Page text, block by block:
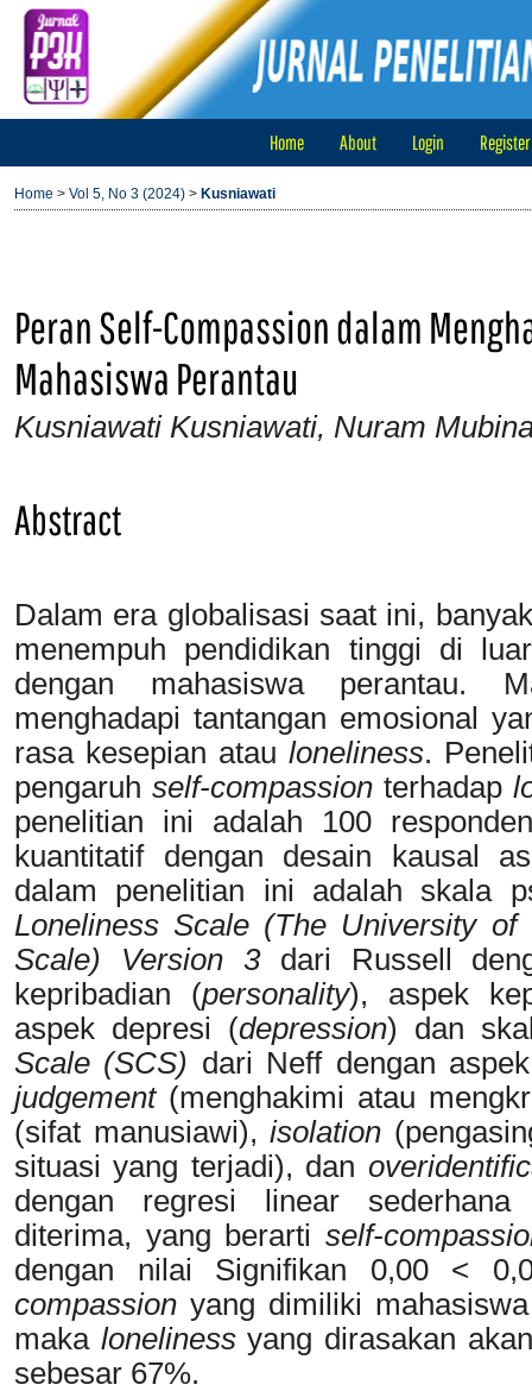
Home About Login Register
Home > Vol 5, No 3 (2024) > Kusniawati
Peran Self-Compassion dalam
Mahasiswa Perantau
Kusniawati Kusniawati, Nuram
Abstract
Dalam era globalisasi saat ini,
menempuh pendidikan tinggi di
dengan mahasiswa perantau.
menghadapi tantangan emosional
rasa kesepian atau loneliness.
pengaruh self-compassion terhadap
penelitian ini adalah 100
kuantitatif dengan desain kausal
dalam penelitian ini adalah skala
Loneliness Scale (The University of
Scale) Version 3 dari Russell
kepribadian (personality), aspek
aspek depresi (depression) dan
Scale (SCS) dari Neff dengan
judgement(menghakimi atau
(sifat manusiawi), isolation
situasi yang terjadi), dan
dengan regresi linear sederhana
diterima, yang berarti self-
dengan nilai Signifikan 0,00 <
compassion yang dimiliki
maka lonelinessyang dirasakan
sebesar 67%.